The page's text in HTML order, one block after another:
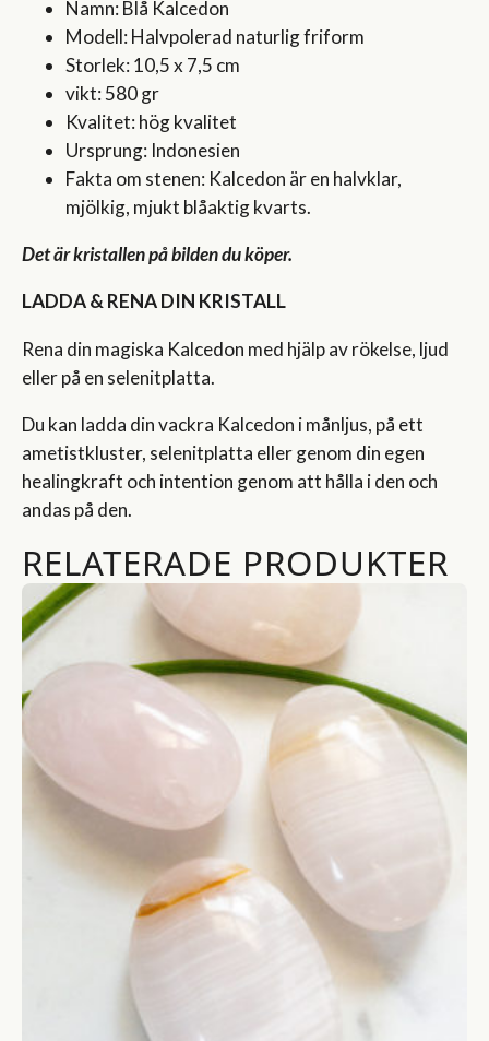
Namn: Blå Kalcedon
Modell: Halvpolerad naturlig friform
Storlek: 10,5 x 7,5 cm
vikt: 580 gr
Kvalitet: hög kvalitet
Ursprung: Indonesien
Fakta om stenen: Kalcedon är en halvklar,
mjölkig, mjukt blåaktig kvarts.
Det är kristallen på bilden du köper.
LADDA & RENA DIN KRISTALL
Rena din magiska Kalcedon med hjälp av rökelse, ljud
eller på en selenitplatta.
Du kan ladda din vackra Kalcedon i månljus, på ett
ametistkluster, selenitplatta eller genom din egen
healingkraft och intention genom att hålla i den och
andas på den.
RELATERADE PRODUKTER